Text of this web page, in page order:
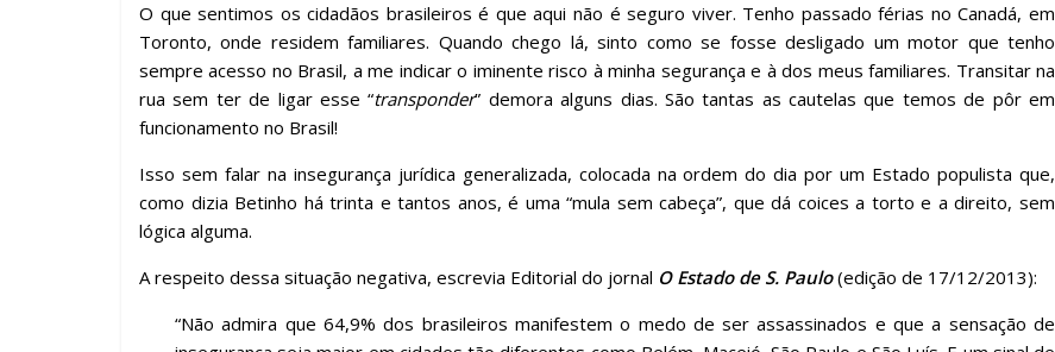
O que sentimos os cidadãos brasileiros é que aqui não é seguro viver. Tenho passado férias no Canadá, em
Toronto, onde residem familiares. Quando chego lá, sinto como se fosse desligado um motor que tenho
sempre acesso no Brasil, a me indicar o iminente risco à minha segurança e à dos meus familiares. Transitar na
rua sem ter de ligar esse “transponder” demora alguns dias. São tantas as cautelas que temos de pôr em
funcionamento no Brasil!
Isso sem falar na insegurança jurídica generalizada, colocada na ordem do dia por um Estado populista que,
como dizia Betinho há trinta e tantos anos, é uma “mula sem cabeça”, que dá coices a torto e a direito, sem
lógica alguma.
A respeito dessa situação negativa, escrevia Editorial do jornal O Estado de S. Paulo(edição de 17/12/2013):
“Não admira que 64,9% dos brasileiros manifestem o medo de ser assassinados e que a sensação de